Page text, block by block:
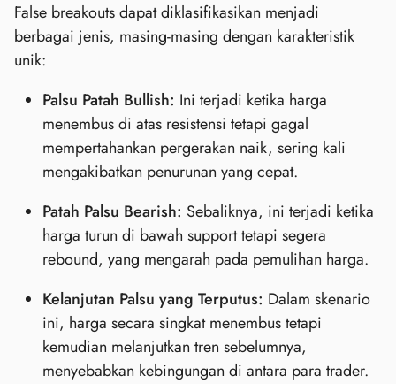
False breakouts dapat diklasifikasikan menjadi
berbagai jenis, masing-masing dengan karakteristik
unik:
Palsu Patah Bullish: Ini terjadi ketika harga
menembus di atas resistensi tetapi gagal
mempertahankan pergerakan naik, sering kali
mengakibatkan penurunan yang cepat.
Patah Palsu Bearish: Sebaliknya, ini terjadi ketika
harga turun di bawah support tetapi segera
rebound, yang mengarah pada pemulihan harga.
Kelanjutan Palsu yang Terputus: Dalam skenario
ini, harga secara singkat menembus tetapi
kemudian melanjutkan tren sebelumnya,
menyebabkan kebingungan di antara para trader.